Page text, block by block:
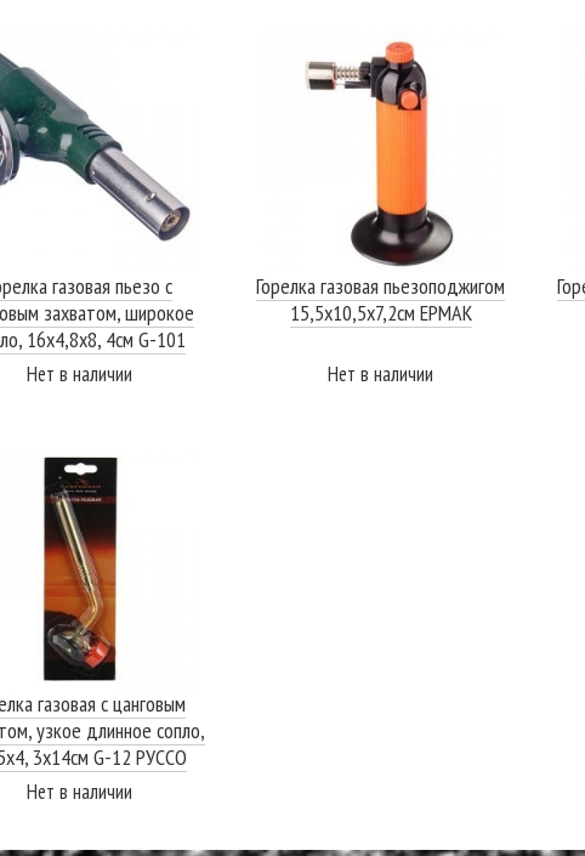
газовая пьезо с
захватом, широкое
16х4,8х8, 4см G-101
РУССО ТУРИСТО
Нет в наличии
Горелка газовая пьезоподжигом
15,5х10,5х7,2см ЕРМАК
Нет в наличии
газовая с цанговым
узкое длинное сопло,
3х14см G-12 РУССО
ТУРИСТО
Нет в наличии